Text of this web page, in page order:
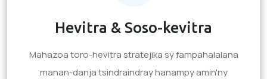
Hevitra & Soso-kevitra
Mahazoa toro-hevitra stratejika sy fampahalalana
manan-danja tsindraindray hanampy amin'ny